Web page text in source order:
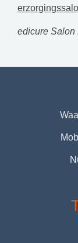
edicure Salon